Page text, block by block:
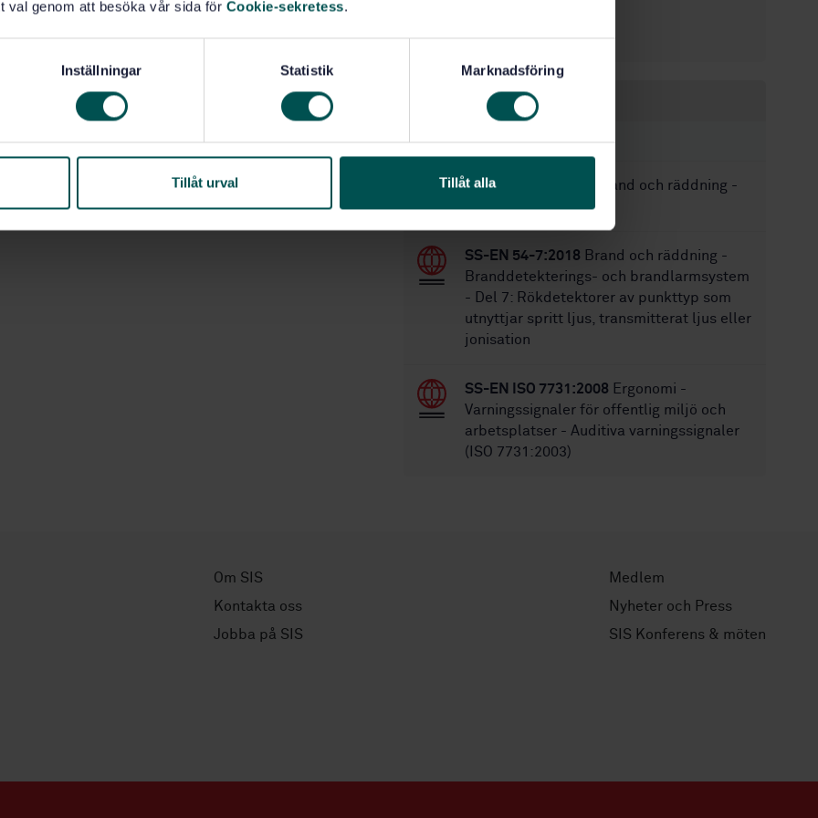
val genom att besöka vår sida för Cookie-sekretess.
Inställningar Statistik Marknadsföring
Tillåt urval Tillåt alla
Ersätter: SS-EN 50133-7
Inom samma område
STANDARDER
SS-EN 14604:2005
Brand och räddning -
Brandvarnare
SS-EN 54-7:2018 Brand och räddning -
Branddetekterings- och brandlarmsystem
- Del 7: Rökdetektorer av punkttyp som
utnyttjar spritt ljus, transmitterat ljus eller
jonisation
SS-EN ISO 7731:2008 Ergonomi -
Varningssignaler för offentlig miljö och
arbetsplatser - Auditiva varningssignaler
(ISO 7731:2003)
Om SIS
Kontakta oss
Jobba på SIS
Medlem
Nyheter och Press
SIS Konferens & möten